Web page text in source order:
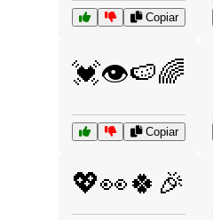
Copiar
💓👁️🍉🌈
Copiar
💖👀🍀🎉